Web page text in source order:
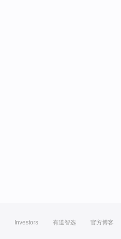
Investors 有道智选 官方博客